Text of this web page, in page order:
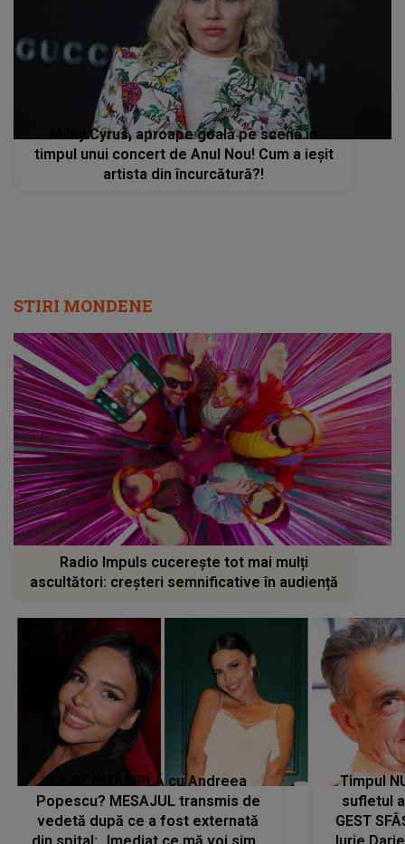
Miley Cyrus, aproape goală pe scenă în
timpul unui concert de Anul Nou! Cum a ieșit
artista din încurcătură?!
STIRI MONDENE
Radio Impuls cucerește tot mai mulți
ascultători: creșteri semnificative în audiență
CE SE ÎNTÂMPLĂ cu Andreea
Popescu? MESAJUL transmis de
vedetă după ce a fost externată
Timpul
sufletul
GEST